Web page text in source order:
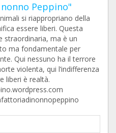
Peppino"
si riappropriano della
essere liberi. Questa
straordinaria, ma è un
ma fondamentale per
Qui nessuno ha il terrore
violenta, qui l’indifferenza
liberi è realtà.